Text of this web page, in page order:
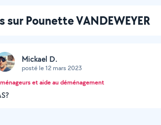
sur Pounette VANDEWEYER
Mickael D.
posté le 12 mars 2023
et aide au déménagement